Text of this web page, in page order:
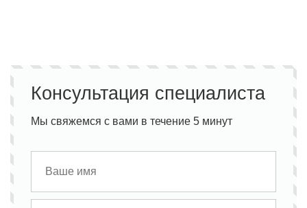
Консультация специалиста
Мы свяжемся с вами в течение 5 минут